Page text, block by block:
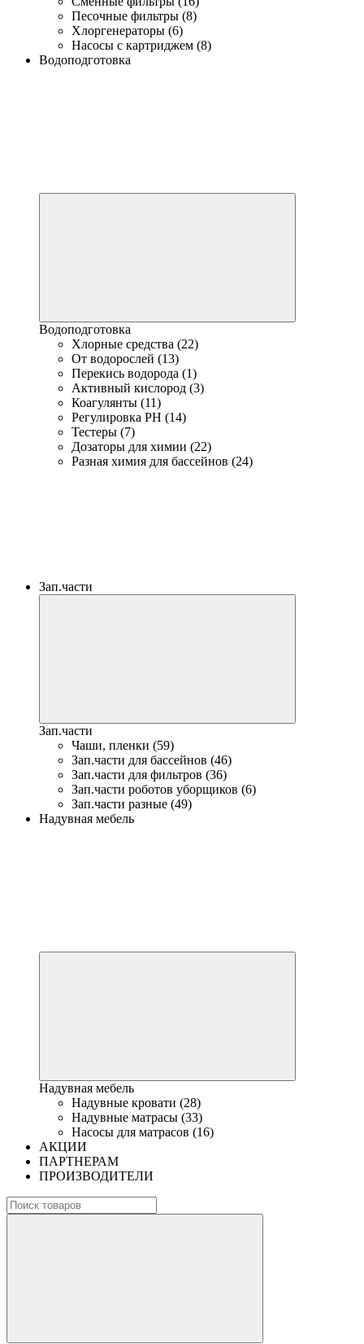
Песочные фильтры (8)
Хлоргенераторы (6)
Насосы с картриджем (8)
Водоподготовка
Водоподготовка
Хлорные средства (22)
От водорослей (13)
Перекись водорода (1)
Активный кислород (3)
Коагулянты (11)
Регулировка PH (14)
Тестеры (7)
Дозаторы для химии (22)
Разная химия для бассейнов (24)
Зап.части
Зап.части
Чаши, пленки (59)
Зап.части для бассейнов (46)
Зап.части для фильтров (36)
Зап.части роботов уборщиков (6)
Зап.части разные (49)
Надувная мебель
Надувная мебель
Надувные кровати (28)
Надувные матрасы (33)
Насосы для матрасов (16)
АКЦИИ
ПАРТНЕРАМ
ПРОИЗВОДИТЕЛИ